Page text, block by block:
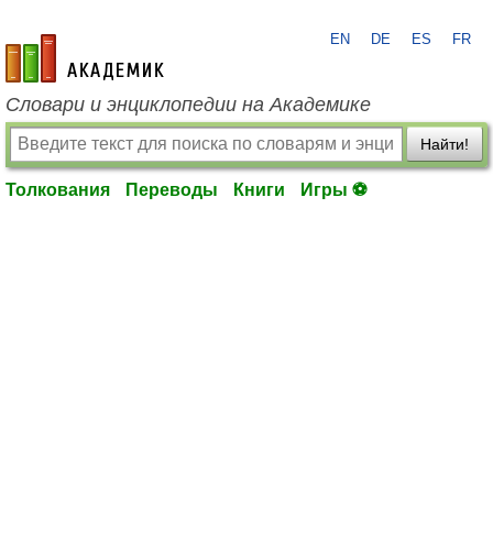
academic.ru
EN DE ES FR
Словари и энциклопедии на Академике
Найти!
Толкования Переводы Книги Игры ⚽